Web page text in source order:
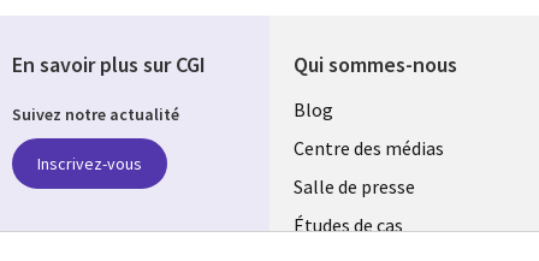
Qui sommes-nous
Useful
links
LUXEMBOURG
Blog
Centre des médias
Salle de presse
Études de cas
En savoir plus sur CGI
Suivez notre actualité
Inscrivez-vous